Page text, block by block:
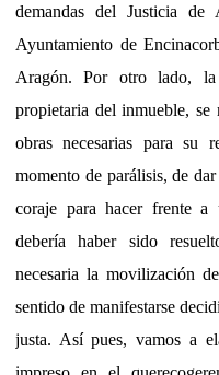
demandas del Justicia de
Ayuntamiento de
Aragón. Por otro lado, la
propietaria del inmueble, se
obras necesarias para su
momento de parálisis, de
coraje para hacer frente a
debería haber sido
necesaria la movilización
sentido de manifestarse
justa. Así pues, vamos a